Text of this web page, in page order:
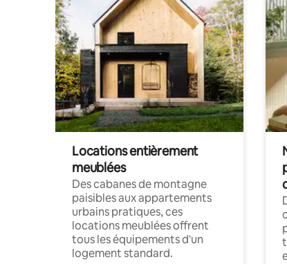
Locations entièrement
meublées
Des cabanes de montagne
paisibles aux appartements
urbains pratiques, ces
locations meublées offrent
tous les équipements d'un
logement standard.